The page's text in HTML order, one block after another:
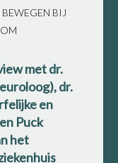
BIJ
met dr.
dr.
en
Puck
het